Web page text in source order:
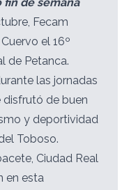
Fecam
el 16º
de Petanca.
las jornadas
disfrutó de buen
y deportividad
Toboso.
Ciudad Real
en esta